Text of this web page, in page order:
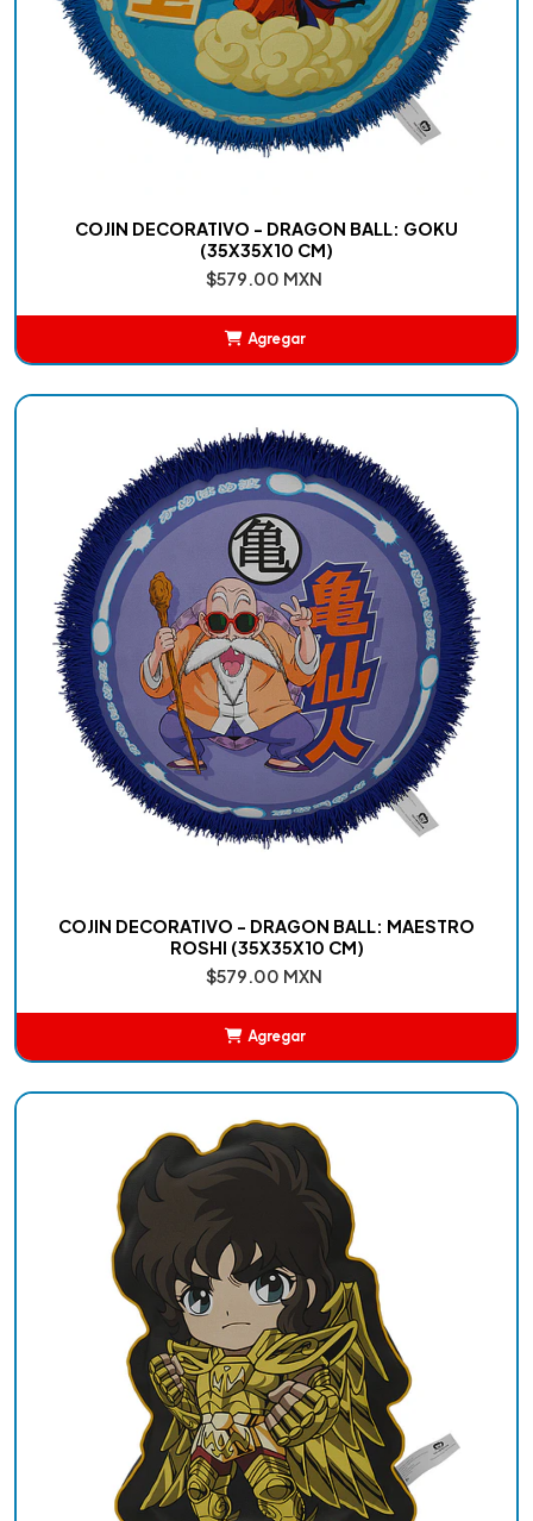
COJIN DECORATIVO - DRAGON BALL: GOKU
(35X35X10 CM)
$579.00 MXN
Agregar
COJIN DECORATIVO - DRAGON BALL: MAESTRO
ROSHI (35X35X10 CM)
$579.00 MXN
Agregar